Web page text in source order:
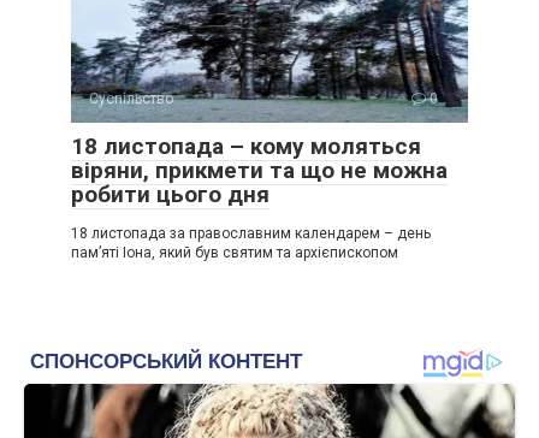
Суспільство 0
18 листопада – кому моляться
віряни, прикмети та що не можна
робити цього дня
18 листопада за православним календарем – день
пам’яті Іона, який був святим та архієпископом